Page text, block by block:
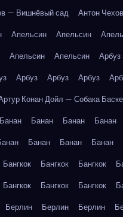
— Вишнёвый сад
Антон
Апельсин Апельсин
Апельсин Апельсин Арбуз
Арбуз Арбуз Арбуз
Конан Дойл — Собака
Банан Банан Банан Банан
Банан Банан Банан
Бангкок Бангкок Бангкок
Бангкок Бангкок Бангкок
Берлин Берлин Берлин